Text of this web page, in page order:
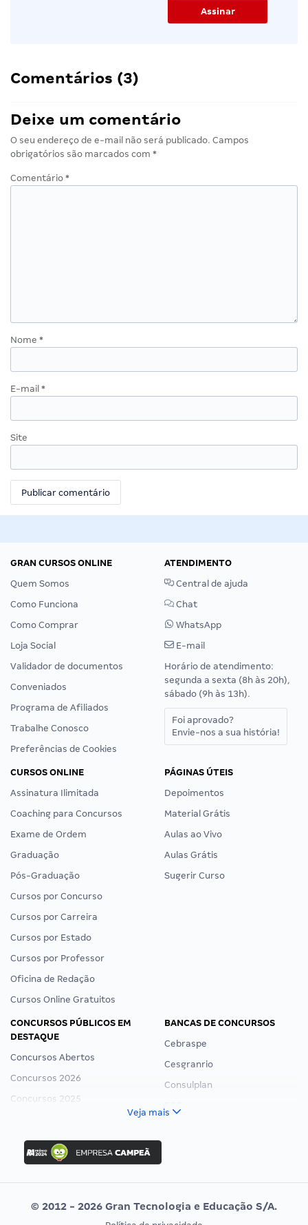
Comentários (3)
Deixe um comentário
O seu endereço de e-mail não será publicado. Campos
obrigatórios são marcados com *
Comentário *
Nome *
E-mail *
Site
GRAN CURSOS ONLINE
Quem Somos
Como Funciona
Como Comprar
Loja Social
Validador de documentos
Conveniados
Programa de Afiliados
Trabalhe Conosco
Preferências de Cookies
ATENDIMENTO
Central de ajuda
Chat
WhatsApp
E-mail
Horário de atendimento:
segunda a sexta (8h às 20h),
sábado (9h às 13h).
Foi aprovado?
Envie-nos a sua história!
CURSOS ONLINE
Assinatura Ilimitada
Coaching para Concursos
Exame de Ordem
Graduação
Pós-Graduação
Cursos por Concurso
Cursos por Carreira
Cursos por Estado
Cursos por Professor
Oficina de Redação
Cursos Online Gratuitos
PÁGINAS ÚTEIS
Depoimentos
Material Grátis
Aulas ao Vivo
Aulas Grátis
Sugerir Curso
CONCURSOS PÚBLICOS EM
DESTAQUE
Concursos Abertos
Concursos 2026
Concursos 2025
Concurso Nacional Unificado
Concurso Ibama
Concurso MPU
Editais publicados
BANCAS DE CONCURSOS
Cebraspe
Cesgranrio
Consulplan
Vunesp
Veja mais
© 2012 - 2026 Gran Tecnologia e Educação S/A.